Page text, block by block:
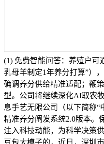
(1) 免费智能问答：养殖户可
乳母羊制定1年养分打算”）
确调养分供给精准适配；鞭
型。公司将继续深化AI取农
息手艺无限公司（以下简称“
精准养分阐发系统2.0版本。
注入科技动能，为科学决策